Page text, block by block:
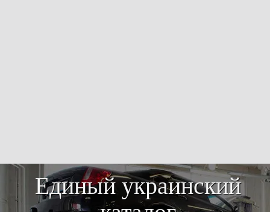
Единый украинский